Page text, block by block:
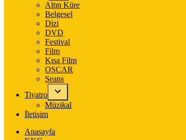
Altın Küre
Belgesel
Dizi
DVD
Festival
Film
Kısa Film
OSCAR
Seans
Tiyatro
Müzikal
İletişim
Anasayfa